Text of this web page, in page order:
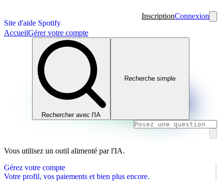
Site d'aide Spotify
InscriptionConnexion
AccueilGérer votre compte
Rechercher avec l'IA
Recherche simple
Vous utilisez un outil alimenté par l'IA.
Gérez votre compte
Votre profil, vos paiements et bien plus encore.